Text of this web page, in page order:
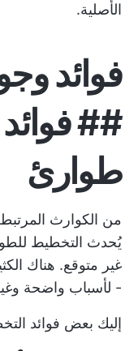
الأصلية.
فوائد
##
طوارئ
من الكوارث
يُحدث التخطيط
غير متوقع. هناك
- لأسباب واضحة
إليك بعض فوائد